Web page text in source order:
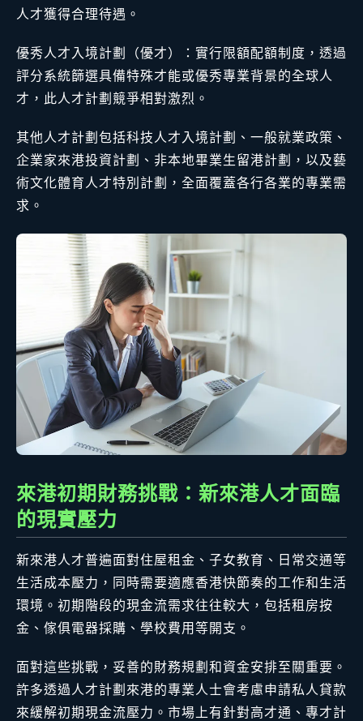
人才獲得合理待遇。
優秀人才入境計劃（優才）：實行限額配額制度，透過
評分系統篩選具備特殊才能或優秀專業背景的全球人
才，此人才計劃競爭相對激烈。
其他人才計劃包括科技人才入境計劃、一般就業政策、
企業家來港投資計劃、非本地畢業生留港計劃，以及藝
術文化體育人才特別計劃，全面覆蓋各行各業的專業需
求。
來港初期財務挑戰：新來港人才面臨
的現實壓力
新來港人才普遍面對住屋租金、子女教育、日常交通等
生活成本壓力，同時需要適應香港快節奏的工作和生活
環境。初期階段的現金流需求往往較大，包括租房按
金、傢俱電器採購、學校費用等開支。
面對這些挑戰，妥善的財務規劃和資金安排至關重要。
許多透過人才計劃來港的專業人士會考慮申請私人貸款
來緩解初期現金流壓力。市場上有針對高才通、專才計